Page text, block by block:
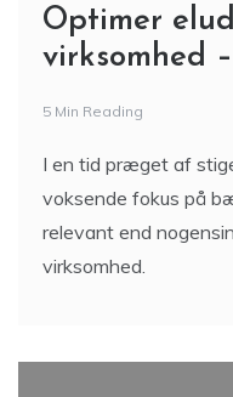
Optimer
virksomhed
5 Min Reading
I en tid præget af
voksende fokus på
relevant end
virksomhed.